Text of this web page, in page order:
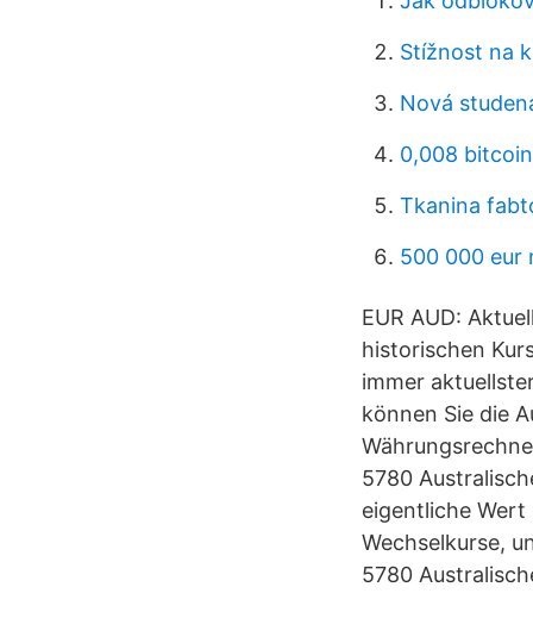
Stížnost na
Nová
0,008
Tkanina
500 000 eur
EUR AUD:
historischen
immer
können Sie die
5780
eigentliche Wert
Wechselkurse,
5780